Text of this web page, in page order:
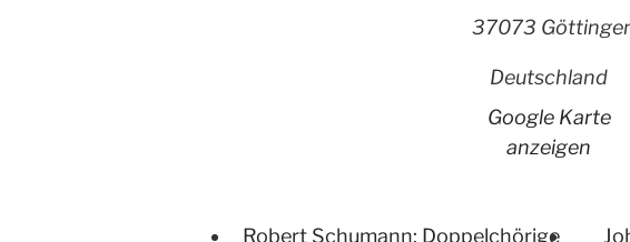
37073
Deutschland
Google Karte
anzeigen
Robert Schumann: Doppelchörige